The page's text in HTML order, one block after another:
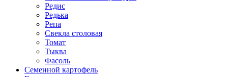
Редис
Редька
Репа
Свекла столовая
Томат
Тыква
Фасоль
Семенной картофель